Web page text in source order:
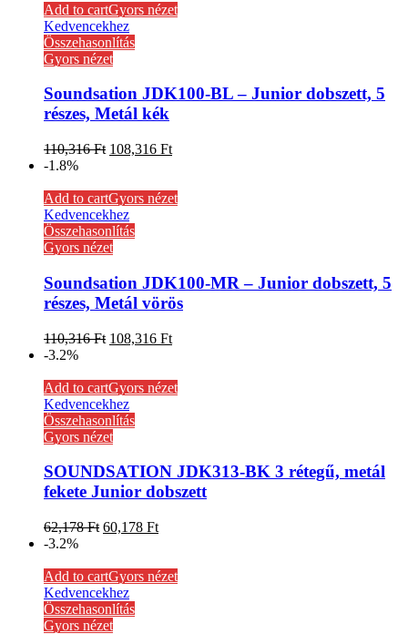
Add to cartGyors nézet
Kedvencekhez
Összehasonlítás
Gyors nézet
Soundsation JDK100-BL – Junior dobszett, 5
részes, Metál kék
110,316Ft 108,316 Ft
-1.8%
Add to cartGyors nézet
Kedvencekhez
Összehasonlítás
Gyors nézet
Soundsation JDK100-MR – Junior dobszett, 5
részes, Metál vörös
110,316Ft 108,316 Ft
-3.2%
Add to cartGyors nézet
Kedvencekhez
Összehasonlítás
Gyors nézet
SOUNDSATION JDK313-BK 3 rétegű, metál
fekete Junior dobszett
62,178Ft 60,178 Ft
-3.2%
Add to cartGyors nézet
Kedvencekhez
Összehasonlítás
Gyors nézet